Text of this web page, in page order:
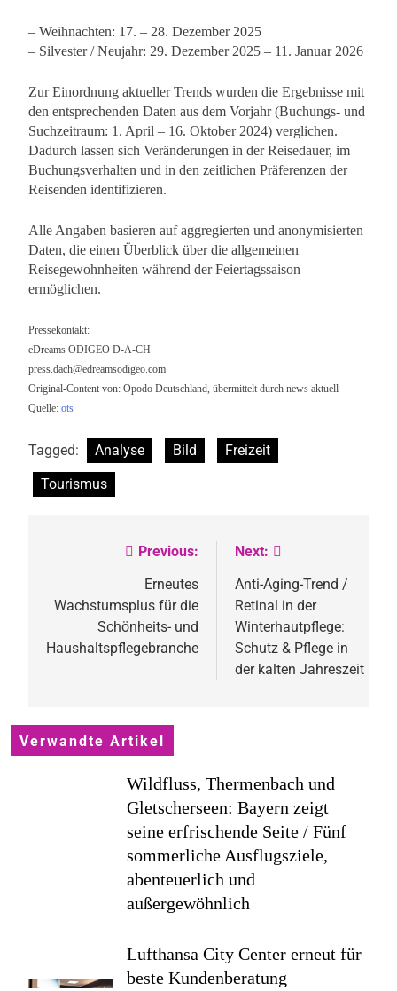
– Weihnachten: 17. – 28. Dezember 2025
– Silvester / Neujahr: 29. Dezember 2025 – 11. Januar 2026
Zur Einordnung aktueller Trends wurden die Ergebnisse mit
den entsprechenden Daten aus dem Vorjahr (Buchungs- und
Suchzeitraum: 1. April – 16. Oktober 2024) verglichen.
Dadurch lassen sich Veränderungen in der Reisedauer, im
Buchungsverhalten und in den zeitlichen Präferenzen der
Reisenden identifizieren.
Alle Angaben basieren auf aggregierten und anonymisierten
Daten, die einen Überblick über die allgemeinen
Reisegewohnheiten während der Feiertagssaison
ermöglichen.
Pressekontakt:
eDreams ODIGEO D-A-CH
press.dach@edreamsodigeo.com
Original-Content von: Opodo Deutschland, übermittelt durch news aktuell
Quelle: ots
Tagged: Analyse Bild
Freizeit
Tourismus
Beitragsnavigation
Previous:
Erneutes
Wachstumsplus für die
Schönheits- und
Haushaltspflegebranche
Next:
Anti-Aging-Trend /
Retinal in der
Winterhautpflege:
Schutz & Pflege in
der kalten Jahreszeit
Verwandte Artikel
Wildfluss, Thermenbach und
Gletscherseen: Bayern zeigt
seine erfrischende Seite / Fünf
sommerliche Ausflugsziele,
abenteuerlich und
außergewöhnlich
Lufthansa City Center erneut für
beste Kundenberatung